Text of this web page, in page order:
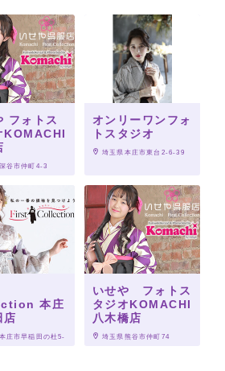
フォトス
KOMACHI
谷市仲町4-3
オンリーワンフォ
トスタジオ
埼玉県本庄市東台2-6-39
本庄
店
庄市早稲田の杜5-
いせや フォトス
タジオKOMACHI
八木橋店
埼玉県熊谷市仲町74